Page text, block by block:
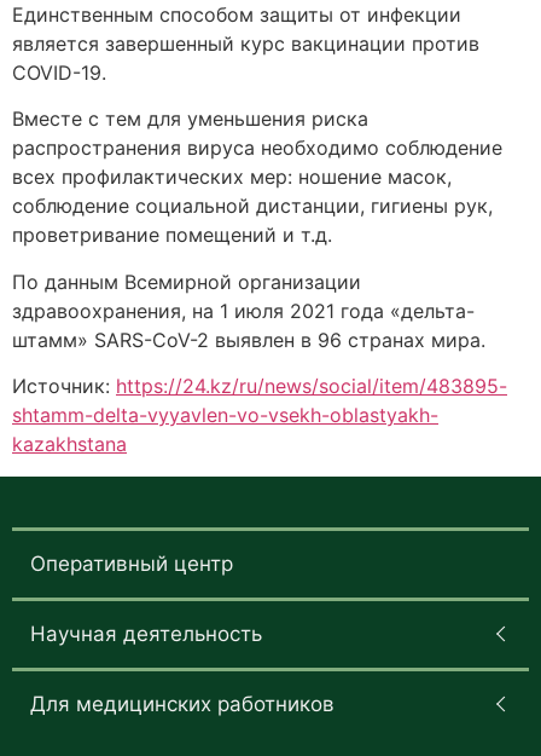
Единственным способом защиты от инфекции
является завершенный курс вакцинации против
COVID-19.
Вместе с тем для уменьшения риска
распространения вируса необходимо соблюдение
всех профилактических мер: ношение масок,
соблюдение социальной дистанции, гигиены рук,
проветривание помещений и т.д.
По данным Всемирной организации
здравоохранения, на 1 июля 2021 года «дельта-
штамм» SARS-CoV-2 выявлен в 96 странах мира.
Источник: https://24.kz/ru/news/social/item/483895-
shtamm-delta-vyyavlen-vo-vsekh-oblastyakh-
kazakhstana
Оперативный центр
Научная деятельность
Для медицинских работников